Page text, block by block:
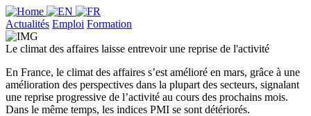
Actualités Emploi Formation
Le climat des affaires laisse entrevoir une reprise de l'activité
En France, le climat des affaires s’est amélioré en mars, grâce à une
amélioration des perspectives dans la plupart des secteurs, signalant
une reprise progressive de l’activité au cours des prochains mois.
Dans le même temps, les indices PMI se sont détériorés.